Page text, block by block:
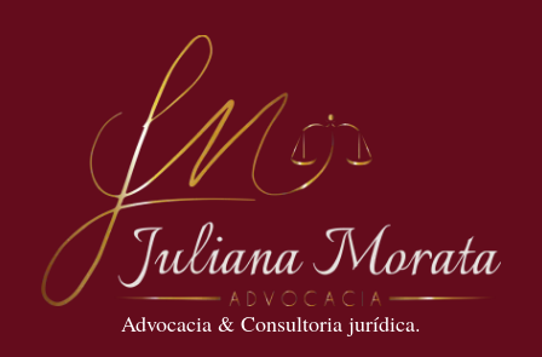
Advocacia & Consultoria jurídica.